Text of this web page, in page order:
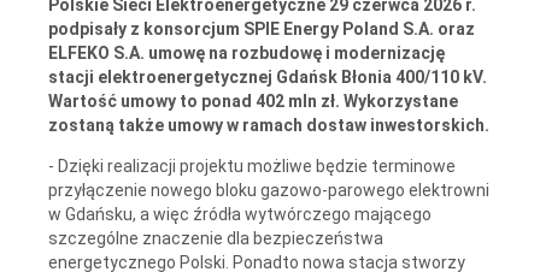
Polskie Sieci Elektroenergetyczne 29 czerwca 2026 r.
podpisały z konsorcjum SPIE Energy Poland S.A. oraz
ELFEKO S.A. umowę na rozbudowę i modernizację
stacji elektroenergetycznej Gdańsk Błonia 400/110 kV.
Wartość umowy to ponad 402 mln zł. Wykorzystane
zostaną także umowy w ramach dostaw inwestorskich.
- Dzięki realizacji projektu możliwe będzie terminowe
przyłączenie nowego bloku gazowo-parowego elektrowni
w Gdańsku, a więc źródła wytwórczego mającego
szczególne znaczenie dla bezpieczeństwa
energetycznego Polski. Ponadto nowa stacja stworzy